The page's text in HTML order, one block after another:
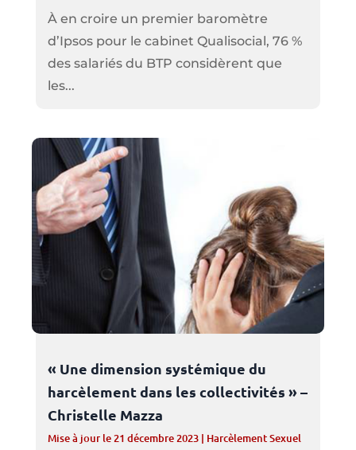
À en croire un premier baromètre
d’Ipsos pour le cabinet Qualisocial, 76 %
des salariés du BTP considèrent que
les...
« Une dimension systémique du
harcèlement dans les collectivités » –
Christelle Mazza
Mise à jour le 21 décembre 2023| Harcèlement Sexuel